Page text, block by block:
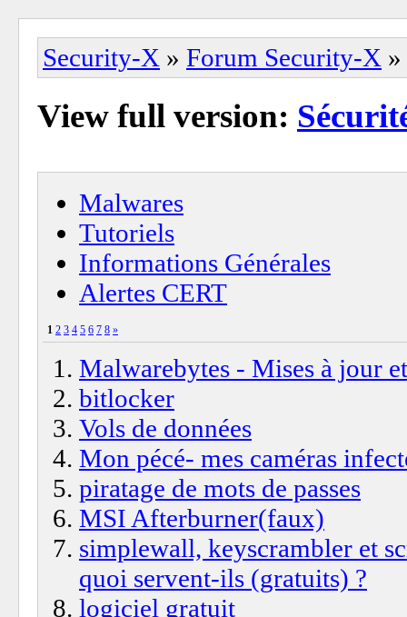
Security-X » Forum Security-X
View full version:
Malwares
Tutoriels
Informations Générales
Alertes CERT
1 2 3 4 5 6 7 8 »
Malwarebytes - Mises à jour
bitlocker
Vols de données
Mon pécé- mes caméras
piratage de mots de passes
MSI Afterburner(faux)
simplewall, keyscrambler et
quoi servent-ils (gratuits) ?
logiciel gratuit